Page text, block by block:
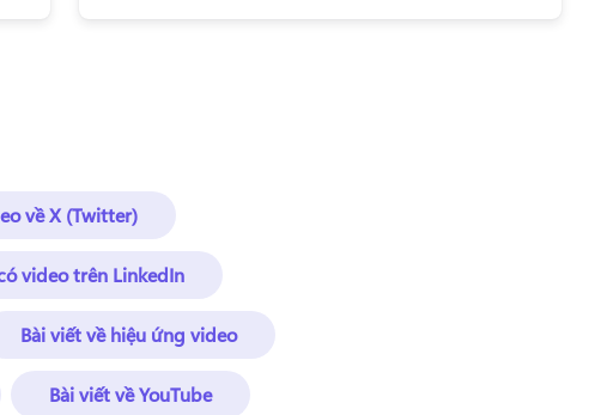
về X (Twitter)
video trên LinkedIn
Bài viết về hiệu ứng video
Bài viết về YouTube